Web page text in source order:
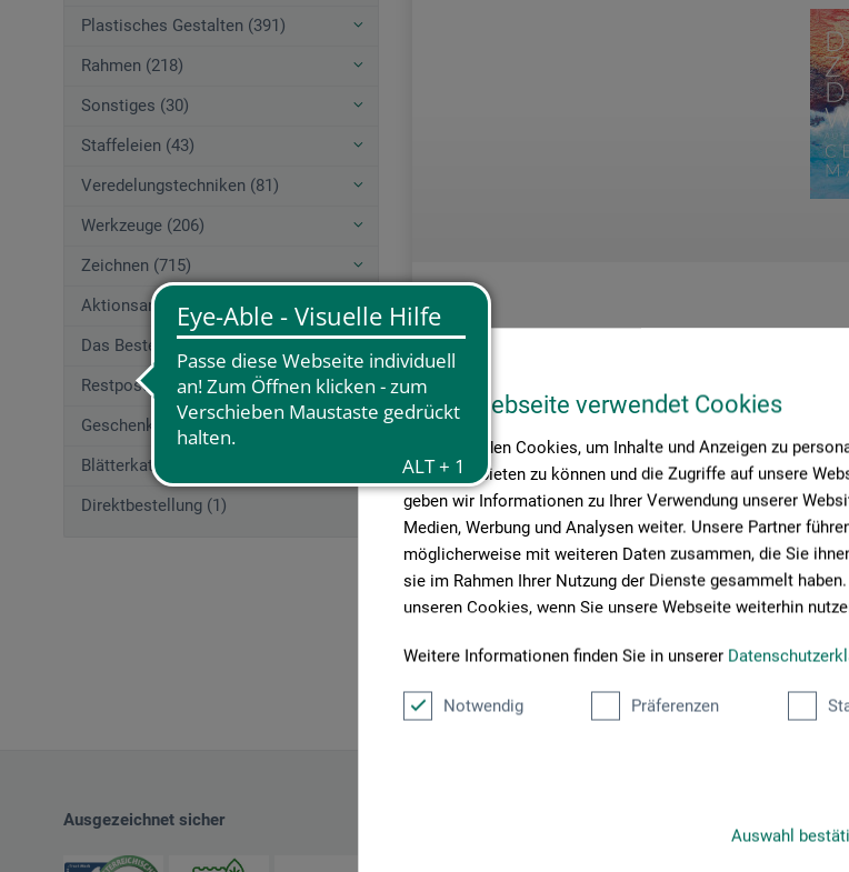
Diese Webseite verwendet Cookies
Wir verwenden Cookies, um Inhalte und Anzeigen zu
Medien anbieten zu können und die Zugriffe auf unsere
geben wir Informationen zu Ihrer Verwendung unserer
Medien, Werbung und Analysen weiter. Unsere Partner
möglicherweise mit weiteren Daten zusammen, die Sie
sie im Rahmen Ihrer Nutzung der Dienste gesammelt
unseren Cookies, wenn Sie unsere Webseite weiterhin
Weitere Informationen finden Sie in unserer
Notwendig Präferenzen
Auswahl
Plastisches Gestalten (391)
Rahmen (218)
Sonstiges (30)
Staffeleien (43)
Veredelungstechniken (81)
Werkzeuge (206)
Zeichnen (715)
Aktionsangebote (44)
Das Beste von boesner (207)
Restposten (2)
Geschenkgutscheine (1)
Blätterkatalog (1)
Direktbestellung (1)
Cesare Marcotto
22,20 EUR
zzgl. Versandkosten
Artikel pro Seite:
Ausgezeichnet sicher